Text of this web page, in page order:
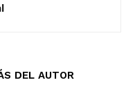
DEL AUTOR